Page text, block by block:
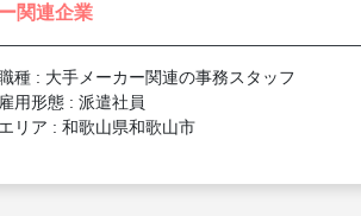
関連企業
種 : 大手メーカー関連の事務スタッフ
用形態 : 派遣社員
リア : 和歌山県和歌山市